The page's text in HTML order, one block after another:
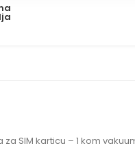
SIM karticu – 1 kom